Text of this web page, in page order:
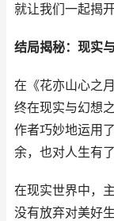
就让我们一起揭
结局揭秘：现实
在《花亦山心之
终在现实与幻想
作者巧妙地运用
余，也对人生有
在现实世界中，
没有放弃对美好